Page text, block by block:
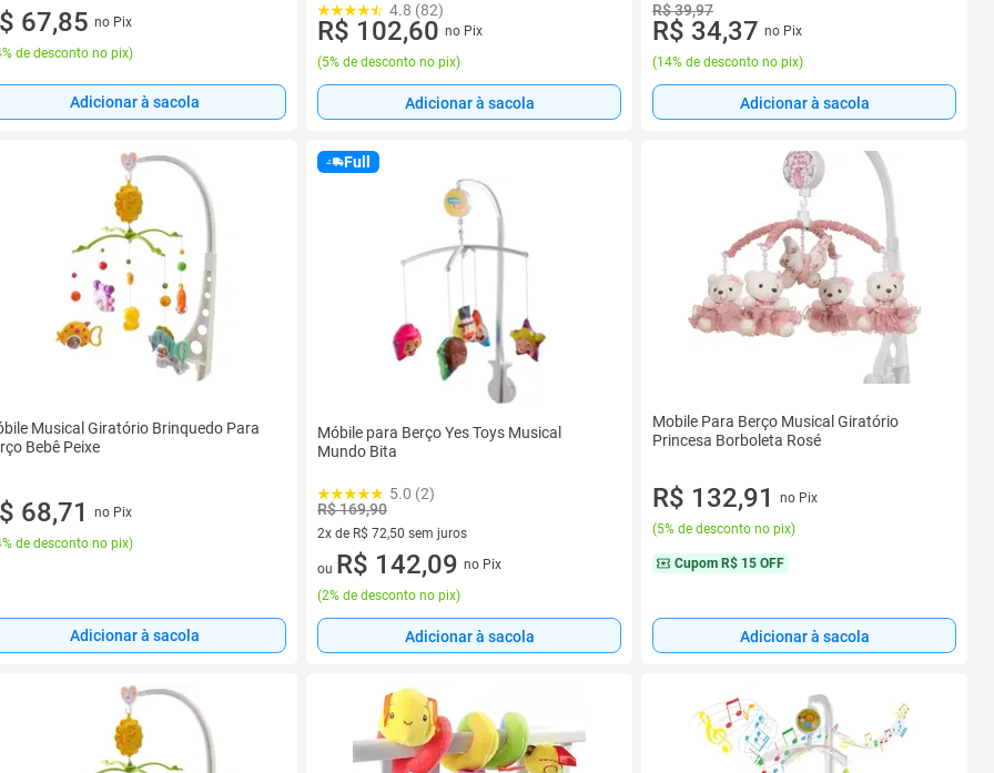
67,85 no Pix
de desconto no pix)
Adicionar à sacola
4.8 (82)
R$ 102,60 no Pix
(5% de desconto no pix)
Adicionar à sacola
R$ 39,97
R$ 34,37 no Pix
(14% de desconto no pix)
Adicionar à sacola
Musical Giratório Brinquedo Para
Bebê Peixe
68,71
no Pix
de desconto no pix)
Adicionar à sacola
Full
Móbile para Berço Yes Toys Musical
Mundo Bita
5.0 (2)
R$ 169,90
2x de R$ 72,50 sem juros
2 vez de R$ 72,50 sem juros
ou R$ 142,09 no Pix
(2% de desconto no pix)
Adicionar à sacola
Mobile Para Berço Musical Giratório
Princesa Borboleta Rosé
R$ 132,91
no Pix
(5% de desconto no pix)
Cupom R$ 15 OFF
Adicionar à sacola